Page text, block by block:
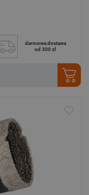
darmowa dostawa
od 300 zł